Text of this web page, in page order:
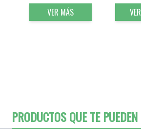
VER MÁS
PRODUCTOS QUE TE